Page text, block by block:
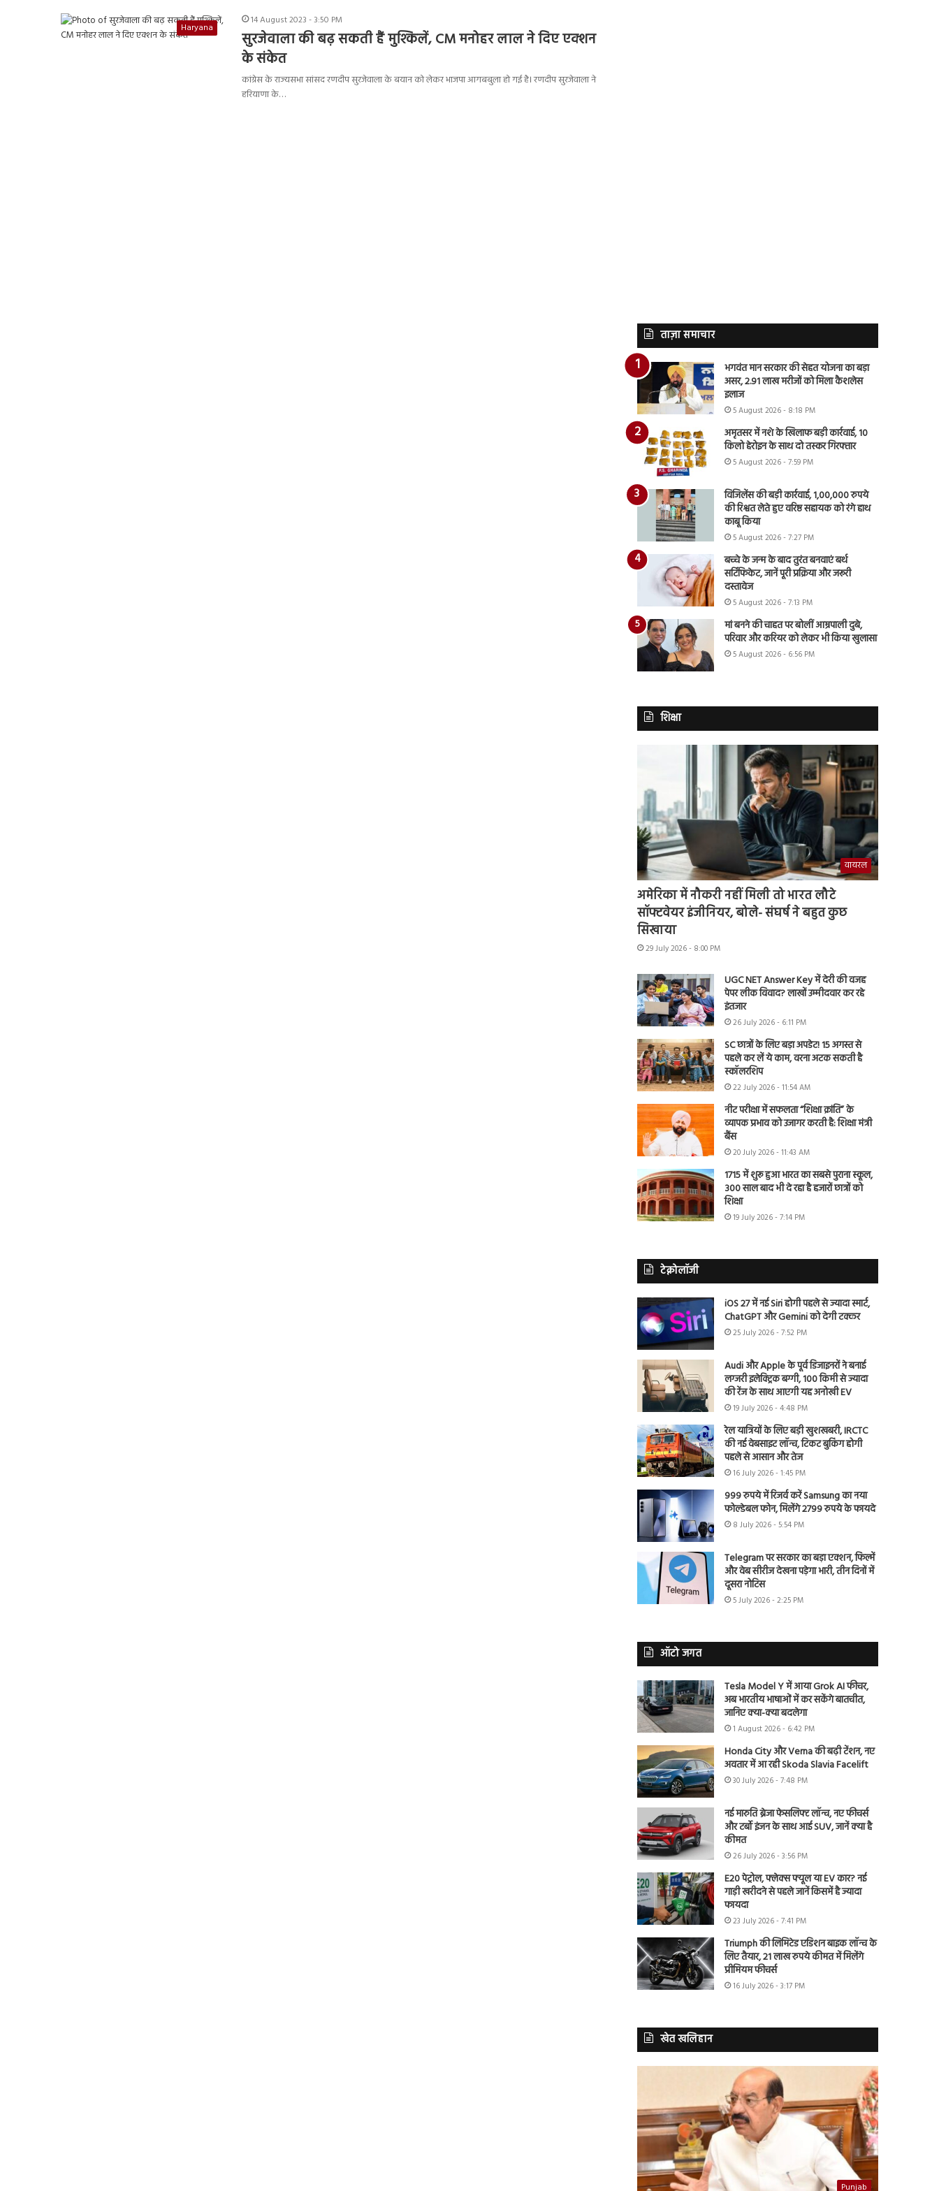
Haryana
14 August 2023 - 3:50 PM
सुरजेवाला की बढ़ सकती हैं मुश्किलें, CM मनोहर लाल ने दिए एक्शन
के संकेत
कांग्रेस के राज्यसभा सांसद रणदीप सुरजेवाला के बयान को लेकर भाजपा आगबबुला हो गई है। रणदीप सुरजेवाला ने
हरियाणा के…
ताज़ा समाचार
भगवंत मान सरकार की सेहत योजना का बड़ा
असर, 2.91 लाख मरीजों को मिला कैशलेस
इलाज
5 August 2026 - 8:18 PM
अमृतसर में नशे के खिलाफ बड़ी कार्रवाई, 10
किलो हेरोइन के साथ दो तस्कर गिरफ्तार
5 August 2026 - 7:59 PM
विजिलेंस की बड़ी कार्रवाई, 1,00,000 रुपये
की रिश्वत लेते हुए वरिष्ठ सहायक को रंगे हाथ
काबू किया
5 August 2026 - 7:27 PM
बच्चे के जन्म के बाद तुरंत बनवाएं बर्थ
सर्टिफिकेट, जानें पूरी प्रक्रिया और जरूरी
दस्तावेज
5 August 2026 - 7:13 PM
मां बनने की चाहत पर बोलीं आम्रपाली दुबे,
परिवार और करियर को लेकर भी किया खुलासा
5 August 2026 - 6:56 PM
शिक्षा
वायरल
अमेरिका में नौकरी नहीं मिली तो भारत लौटे
सॉफ्टवेयर इंजीनियर, बोले- संघर्ष ने बहुत कुछ
सिखाया
29 July 2026 - 8:00 PM
UGC NET Answer Key में देरी की वजह
पेपर लीक विवाद? लाखों उम्मीदवार कर रहे
इंतजार
26 July 2026 - 6:11 PM
SC छात्रों के लिए बड़ा अपडेट! 15 अगस्त से
पहले कर लें ये काम, वरना अटक सकती है
स्कॉलरशिप
22 July 2026 - 11:54 AM
नीट परीक्षा में सफलता “शिक्षा क्रांति” के
व्यापक प्रभाव को उजागर करती है: शिक्षा मंत्री
बैंस
20 July 2026 - 11:43 AM
1715 में शुरू हुआ भारत का सबसे पुराना स्कूल,
300 साल बाद भी दे रहा है हजारों छात्रों को
शिक्षा
19 July 2026 - 7:14 PM
टेक्नोलॉजी
iOS 27 में नई Siri होगी पहले से ज्यादा स्मार्ट,
ChatGPT और Gemini को देगी टक्कर
25 July 2026 - 7:52 PM
Audi और Apple के पूर्व डिजाइनरों ने बनाई
लग्जरी इलेक्ट्रिक बग्गी, 100 किमी से ज्यादा
की रेंज के साथ आएगी यह अनोखी EV
19 July 2026 - 4:48 PM
रेल यात्रियों के लिए बड़ी खुशखबरी, IRCTC
की नई वेबसाइट लॉन्च, टिकट बुकिंग होगी
पहले से आसान और तेज
16 July 2026 - 1:45 PM
999 रुपये में रिजर्व करें Samsung का नया
फोल्डेबल फोन, मिलेंगे 2799 रुपये के फायदे
8 July 2026 - 5:54 PM
Telegram पर सरकार का बड़ा एक्शन, फिल्में
और वेब सीरीज देखना पड़ेगा भारी, तीन दिनों में
दूसरा नोटिस
5 July 2026 - 2:25 PM
ऑटो जगत
Tesla Model Y में आया Grok AI फीचर,
अब भारतीय भाषाओं में कर सकेंगे बातचीत,
जानिए क्या-क्या बदलेगा
1 August 2026 - 6:42 PM
Honda City और Verna की बढ़ी टेंशन, नए
अवतार में आ रही Skoda Slavia Facelift
30 July 2026 - 7:48 PM
नई मारुति ब्रेजा फेसलिफ्ट लॉन्च, नए फीचर्स
और टर्बो इंजन के साथ आई SUV, जानें क्या है
कीमत
26 July 2026 - 3:56 PM
E20 पेट्रोल, फ्लेक्स फ्यूल या EV कार? नई
गाड़ी खरीदने से पहले जानें किसमें है ज्यादा
फायदा
23 July 2026 - 7:41 PM
Triumph की लिमिटेड एडिशन बाइक लॉन्च के
लिए तैयार, 21 लाख रुपये कीमत में मिलेंगे
प्रीमियम फीचर्स
16 July 2026 - 3:17 PM
खेत खलिहान
Punjab